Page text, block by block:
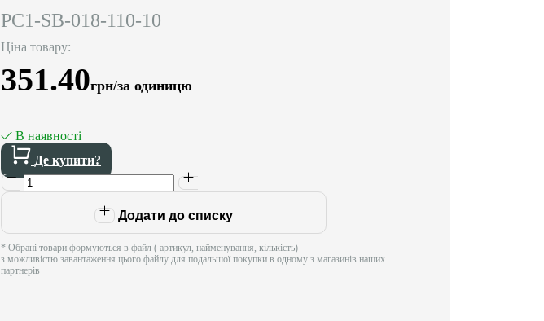
PC1-SB-018-110-10
Ціна товару:
351.40грн/за одиницю
В наявності
Де купити?
Додати до списку
* Обрані товари формуються в файл ( артикул, найменування, кількість)
з можливістю завантаження цього файлу для подальшої покупки в одному з магазинів наших
партнерів